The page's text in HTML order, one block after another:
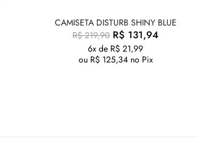
CAMISETA DISTURB SHINY BLUE
R$219,90 R$ 131,94
6x de R$ 21,99
ou R$125,34 no Pix